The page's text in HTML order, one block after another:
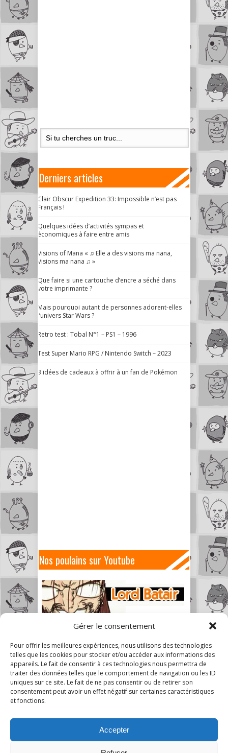
Gérer le consentement
Pour offrir les meilleures expériences, nous utilisons des technologies
telles que les cookies pour stocker et/ou accéder aux informations des
appareils. Le fait de consentir à ces technologies nous permettra de
traiter des données telles que le comportement de navigation ou les ID
uniques sur ce site. Le fait de ne pas consentir ou de retirer son
consentement peut avoir un effet négatif sur certaines caractéristiques
et fonctions.
Accepter
Derniers articles
Clair Obscur Expedition 33: Impossible n’est pas
Français !
Quelques idées d’activités sympas et
économiques à faire entre amis
Visions of Mana « ♫ Elle a des visions ma nana,
Visions ma nana ♫ »
Que faire si une cartouche d’encre a séché dans
votre imprimante ?
Mais pourquoi autant de personnes adorent-elles
l’univers Star Wars ?
Retro test : Tobal N°1 – PS1 – 1996
Test Super Mario RPG / Nintendo Switch – 2023
3 idées de cadeaux à offrir à un fan de Pokémon
Nos poulains sur Youtube